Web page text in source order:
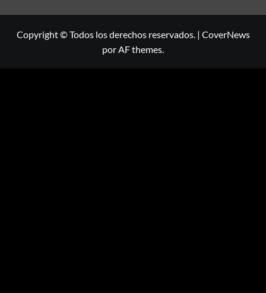
Copyright © Todos los derechos reservados. | CoverNews
por AF themes.